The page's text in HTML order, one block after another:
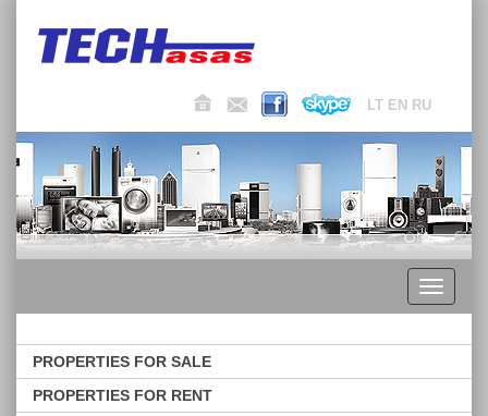
LT EN RU
Toggle
PROPERTIES FOR SALE
PROPERTIES FOR RENT